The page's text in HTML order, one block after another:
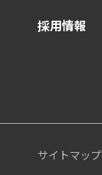
採用情報
サイトマップ